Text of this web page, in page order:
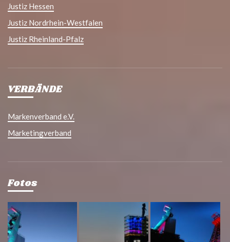
Justiz Hessen
Justiz Nordrhein-Westfalen
Justiz Rheinland-Pfalz
VERBÄNDE
Markenverband e.V.
Marketingverband
Fotos